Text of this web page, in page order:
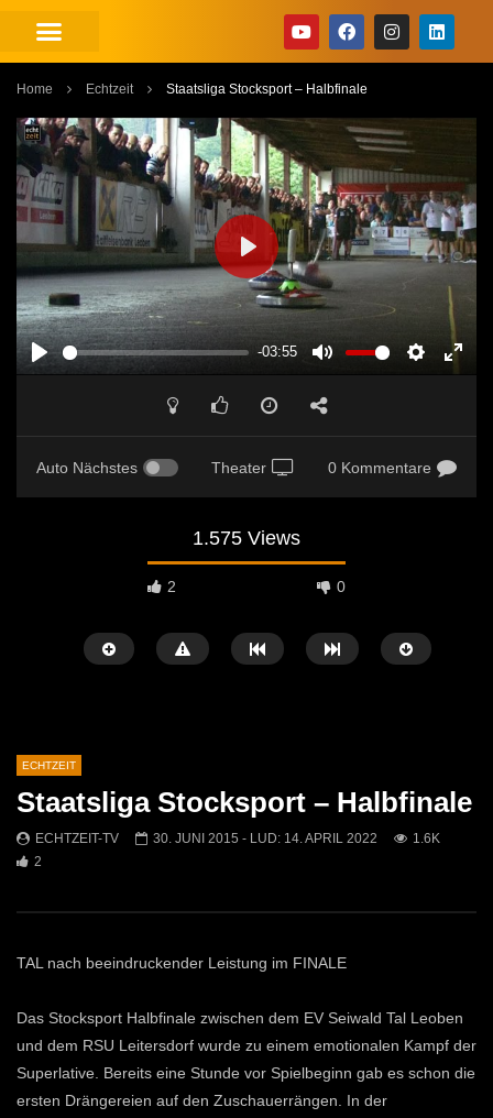
Home Echtzeit Staatsliga Stocksport – Halbfinale
PLAY
-03:55
MUTE SETTINGS
PLAY
Auto Nächstes Theater 0 Kommentare
1.575 Views
2 0
„Spirituelle Reise“ Vocalensemble
ECHTZEIT-TV
18. NOVEMBER 2024
ECHTZEIT-TV
12.
ECHTZEIT
Staatsliga Stocksport – Halbfinale
ECHTZEIT-TV 30. JUNI 2015 - LUD: 14. APRIL 2022
1.6K
2
TAL nach beeindruckender Leistung im FINALE
Das Stocksport Halbfinale zwischen dem EV Seiwald Tal Leoben
und dem RSU Leitersdorf wurde zu einem emotionalen Kampf der
Superlative. Bereits eine Stunde vor Spielbeginn gab es schon die
ersten Drängereien auf den Zuschauerrängen. In der